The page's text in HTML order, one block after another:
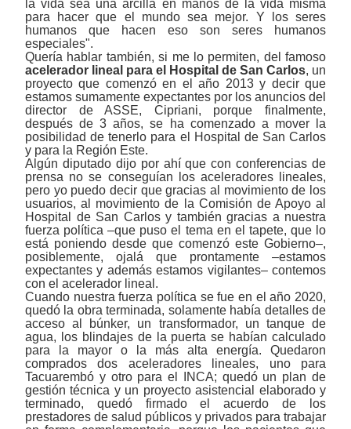
la vida sea una arcilla en manos de la vida misma
para hacer que el mundo sea mejor. Y los seres
humanos que hacen eso son seres humanos
especiales".
Quería hablar también, si me lo permiten, del famoso
acelerador lineal para el Hospital de San Carlos, un
proyecto que comenzó en el año 2013 y decir que
estamos sumamente expectantes por los anuncios del
director de ASSE, Cipriani, porque finalmente,
después de 3 años, se ha comenzado a mover la
posibilidad de tenerlo para el Hospital de San Carlos
y para la Región Este.
Algún diputado dijo por ahí que con conferencias de
prensa no se conseguían los aceleradores lineales,
pero yo puedo decir que gracias al movimiento de los
usuarios, al movimiento de la Comisión de Apoyo al
Hospital de San Carlos y también gracias a nuestra
fuerza política ‒que puso el tema en el tapete, que lo
está poniendo desde que comenzó este Gobierno‒,
posiblemente, ojalá que prontamente ‒estamos
expectantes y además estamos vigilantes‒ contemos
con el acelerador lineal.
Cuando nuestra fuerza política se fue en el año 2020,
quedó la obra terminada, solamente había detalles de
acceso al búnker, un transformador, un tanque de
agua, los blindajes de la puerta se habían calculado
para la mayor o la más alta energía. Quedaron
comprados dos aceleradores lineales, uno para
Tacuarembó y otro para el INCA; quedó un plan de
gestión técnica y un proyecto asistencial elaborado y
terminado, quedó firmado el acuerdo de los
prestadores de salud públicos y privados para trabajar